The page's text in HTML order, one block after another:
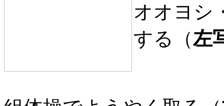
オオヨシ
する（左